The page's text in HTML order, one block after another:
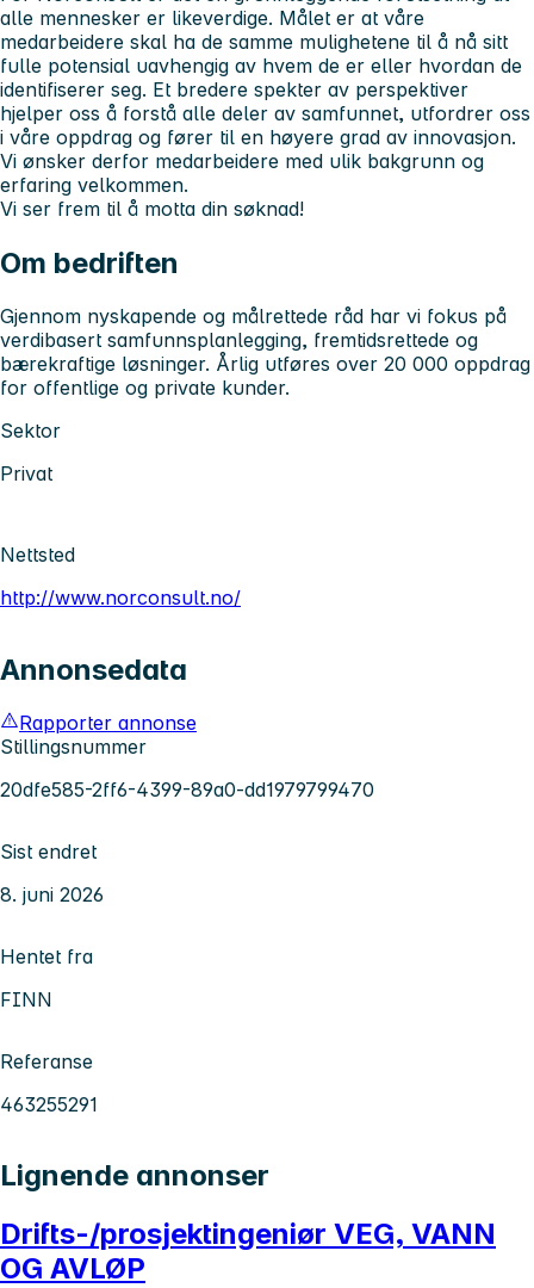
alle mennesker er likeverdige. Målet er at våre
medarbeidere skal ha de samme mulighetene til å nå sitt
fulle potensial uavhengig av hvem de er eller hvordan de
identifiserer seg. Et bredere spekter av perspektiver
hjelper oss å forstå alle deler av samfunnet, utfordrer oss
i våre oppdrag og fører til en høyere grad av innovasjon.
Vi ønsker derfor medarbeidere med ulik bakgrunn og
erfaring velkommen.
Vi ser frem til å motta din søknad!
Om bedriften
Gjennom nyskapende og målrettede råd har vi fokus på
verdibasert samfunnsplanlegging, fremtidsrettede og
bærekraftige løsninger. Årlig utføres over 20 000 oppdrag
for offentlige og private kunder.
Sektor
Privat
Nettsted
http://www.norconsult.no/
Annonsedata
Rapporter annonse
Stillingsnummer
20dfe585-2ff6-4399-89a0-dd1979799470
Sist endret
8. juni 2026
Hentet fra
FINN
Referanse
463255291
Lignende annonser
Drifts-/prosjektingeniør VEG, VANN
OG AVLØP